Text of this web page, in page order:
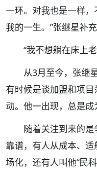
一环。对我也是一样
我的一生。”张继星补充
“我不想躺在床上
从3月至今，张继
有时候是谈加盟和项
动。他一出现，总是成
随着关注到来的
靠谱，有人从成本、
场化，还有人叫他“民